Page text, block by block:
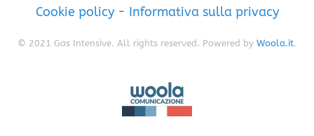
Cookie policy- Informativa sulla privacy
© 2021 Gas Intensive. All rights reserved. Powered by Woola.it.